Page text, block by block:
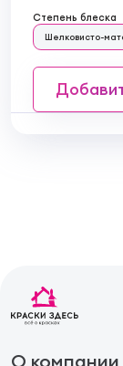
Степень блеска
Шелковисто-
О компании